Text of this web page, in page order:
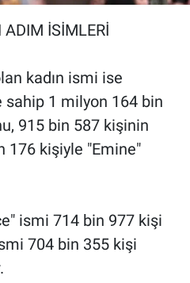
İSİMLERİ
kadın ismi ise
sahip 1 milyon 164 bin
915 bin 587 kişinin
176 kişiyle "Emine"
ismi 714 bin 977 kişi
704 bin 355 kişi